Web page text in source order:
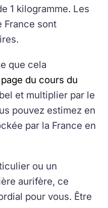
1 kilogramme. Les
France sont
que cela
page du cours du
et multiplier par le
pouvez estimez en
par la France en
ou un
aurifère, ce
pour vous. Être